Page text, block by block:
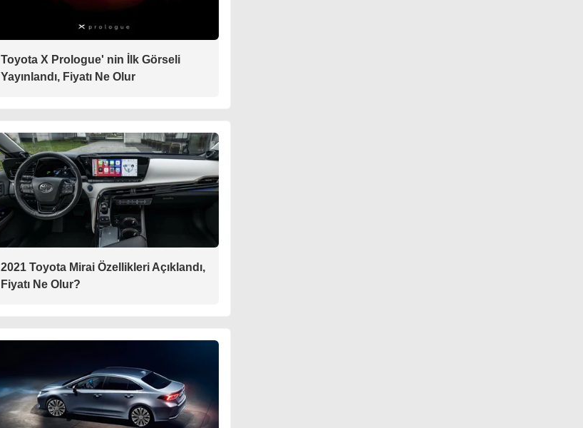
Toyota X Prologue' nin İlk Görseli
Yayınlandı, Fiyatı Ne Olur
2021 Toyota Mirai Özellikleri Açıklandı,
Fiyatı Ne Olur?